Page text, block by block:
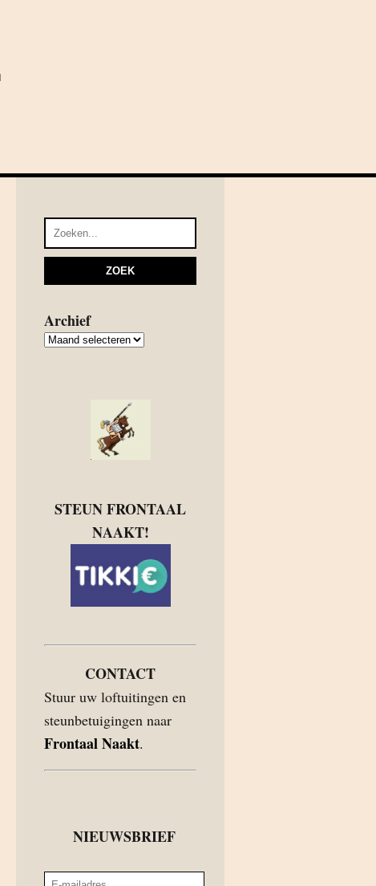
Archief
Archief
STEUN FRONTAAL
NAAKT!
CONTACT
Stuur uw loftuitingen en
steunbetuigingen naar
Frontaal Naakt.
NIEUWSBRIEF